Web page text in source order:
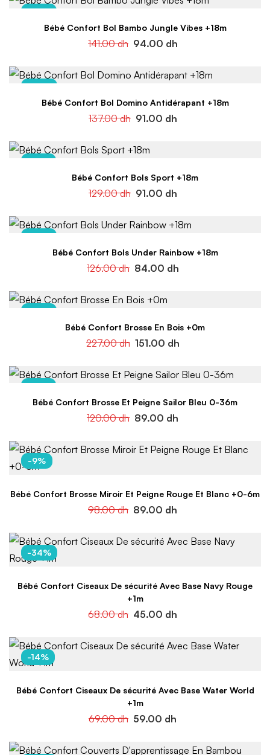
-33%
Bébé Confort Bol Bambo Jungle Vibes +18m
141.00dh 94.00 dh
-34%
Bébé Confort Bol Domino Antidérapant +18m
137.00dh 91.00 dh
-29%
Bébé Confort Bols Sport +18m
129.00dh 91.00 dh
-33%
Bébé Confort Bols Under Rainbow +18m
126.00dh 84.00 dh
-33%
Bébé Confort Brosse En Bois +0m
227.00dh 151.00 dh
-26%
Bébé Confort Brosse Et Peigne Sailor Bleu 0-36m
120.00dh 89.00 dh
-9%
Bébé Confort Brosse Miroir Et Peigne Rouge Et Blanc +0-6m
98.00dh 89.00 dh
-34%
Bébé Confort Ciseaux De sécurité Avec Base Navy Rouge
+1m
68.00dh 45.00 dh
-14%
Bébé Confort Ciseaux De sécurité Avec Base Water World
+1m
69.00dh 59.00 dh